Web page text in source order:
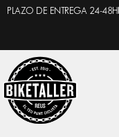
PLAZO DE ENTREGA 24-48H